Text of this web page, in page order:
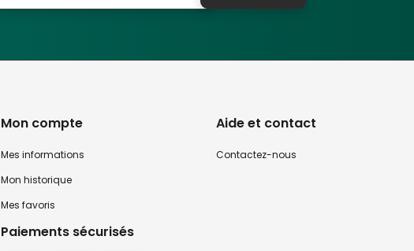
Mon compte
Mes informations
Mon historique
Mes favoris
Paiements sécurisés
Aide et contact
Contactez-nous